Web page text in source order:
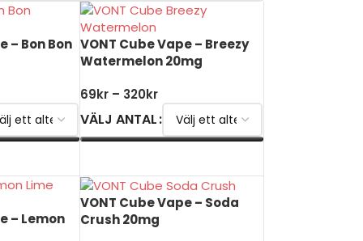
– Bon Bon VONT Cube Vape – Breezy
Watermelon 20mg
69kr – 320kr
VÄLJ ANTAL
– Lemon
VONT Cube Vape – Soda
Crush 20mg